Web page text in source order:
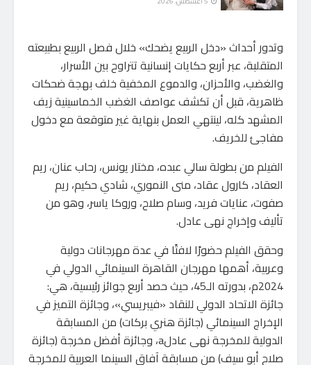
وتدور أحداث «دخل الربيع يضحك» خلال فصل الربيع بطبيعته
المتقلبة، عبر أربع حكايات إنسانية تتراوح بين الأسرار،
والغضب، والأحزان، والدموع المخفية خلف بهجة ضحكات
ظاهرية، قبل أن تكشف عواصف الغضب الخماسينية زيف
المشهد كله، لينتهي العمل بنهاية غير متوقعة مع دخول
مفاجئ للخريف.
الفيلم من بطولة سالي عبده، مختار يونس، رحاب عنان، ريم
العقاد، كارول عقاد، منى النموري، شادي حكيم، ريم
صفوت، عنايات فريد، وسام صلاح، وروكا ياسر، وهو من
تأليف وإخراج نهى عادل.
وحقق الفيلم حضورًا لافتًا في عدة مهرجانات دولية
وعربية، أهمها مهرجان القاهرة السينمائي الدولي في
2024م، بدورته الـ45، حيث حصد أربع جوائز رئيسية، هي:
جائزة الاتحاد الدولي للنقاد «فيبريسي»، وجائزة التميز في
الإخراج السينمائي (جائزة هنري بركات) من المسابقة
الدولية للمخرجة نهى عادلa، وجائزة أفضل مخرجة (جائزة
صلاح أبو سيف) من مسابقة آفاق السينما العربية للمخرجة